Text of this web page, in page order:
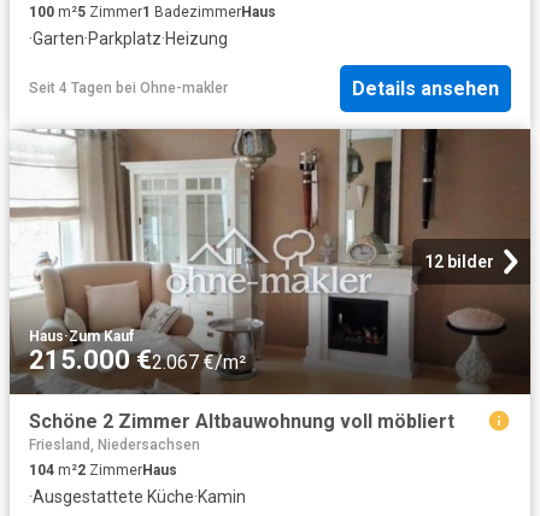
100 m²5 Zimmer1 BadezimmerHaus
·Garten·Parkplatz·Heizung
Seit 4 Tagen bei Ohne-makler Details ansehen
12 bilder
Haus·Zum Kauf
215.000 €2.067 €/m²
Schöne 2 Zimmer Altbauwohnung voll möbliert
Friesland, Niedersachsen
104 m²2 ZimmerHaus
·Ausgestattete Küche·Kamin